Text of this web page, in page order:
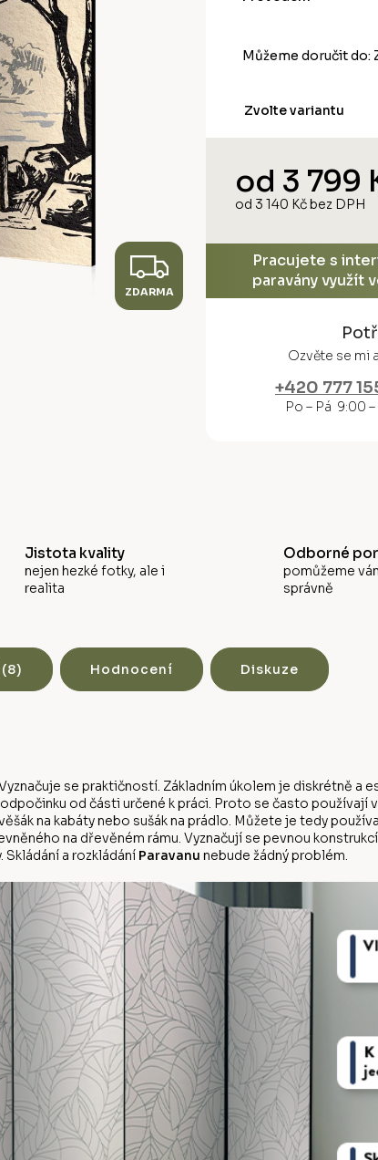
Můžeme doručit do:
Zvolte variantu
od 3 799
od 3 140 Kčbez DPH
Pracujete s
paravány využít
Ozvěte se mi
+420 777
Po – Pá 9:00 –
Z
D
ZDARMA
Jistota kvality
nejen hezké fotky, ale i
realita
Odborné
pomůžeme
správně
Hodnocení Diskuze
se praktičností. Základním úkolem je diskrétně
od části určené k práci. Proto se často
na kabáty nebo sušák na prádlo. Můžete je tedy
na dřevěném rámu. Vyznačují se pevnou
a rozkládání Paravanu nebude žádný problém.